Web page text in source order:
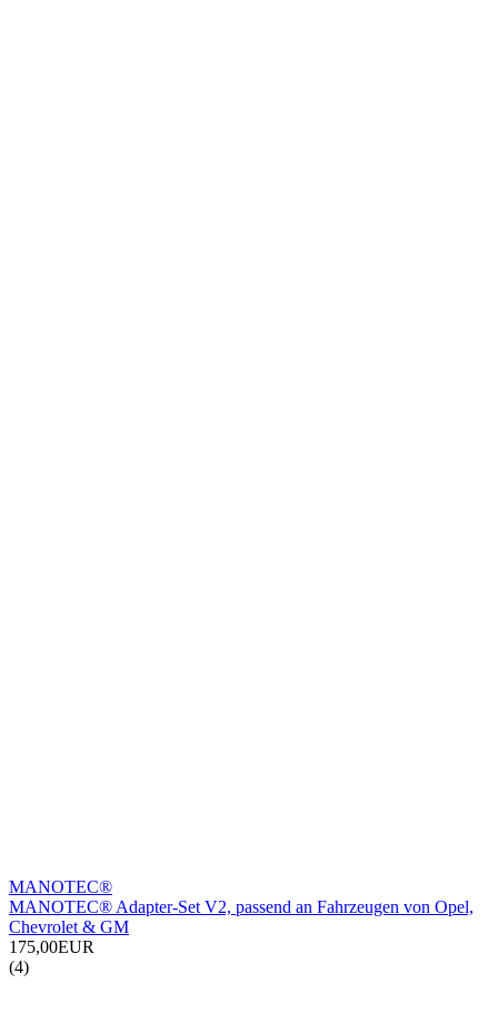
MANOTEC®
MANOTEC® Adapter-Set V2, passend an Fahrzeugen von Opel,
Chevrolet & GM
175,00EUR
(4)